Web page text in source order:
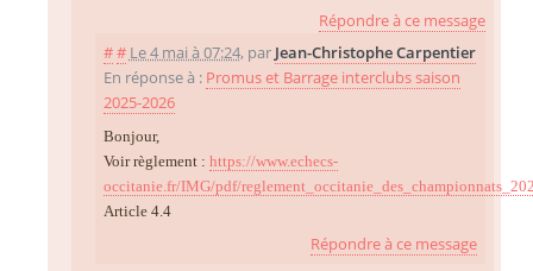
Répondre à ce message
## Le 4 mai à 07:24, par Jean-Christophe Carpentier
En réponse à : Promus et Barrage interclubs saison
2025-2026
Bonjour,
Voir règlement : https://www.echecs-
occitanie.fr/IMG/pdf/
Article 4.4
Répondre à ce message